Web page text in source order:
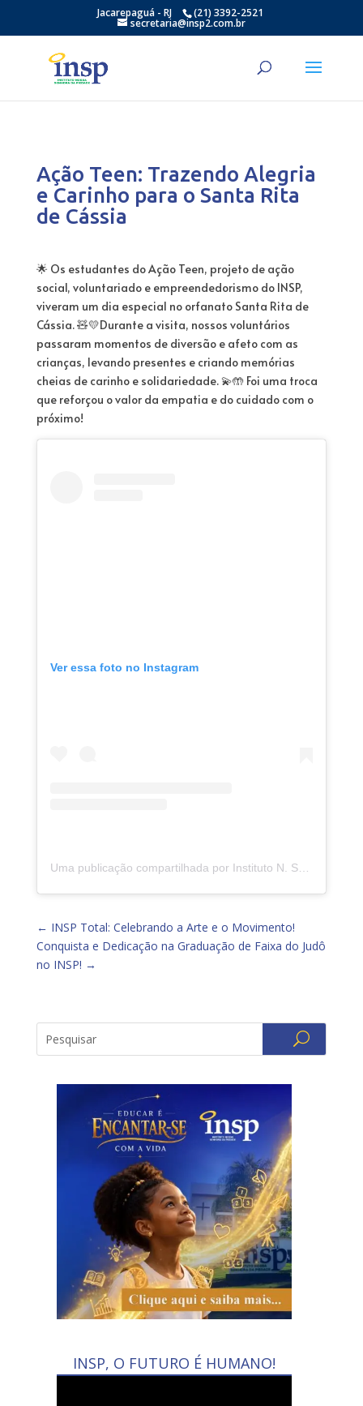
Jacarepaguá - RJ (21) 3392-2521
secretaria@insp2.com.br
Ação Teen: Trazendo Alegria
e Carinho para o Santa Rita
de Cássia
🌟 Os estudantes do Ação Teen, projeto de ação
social, voluntariado e empreendedorismo do INSP,
viveram um dia especial no orfanato Santa Rita de
Cássia. 🧸💛Durante a visita, nossos voluntários
passaram momentos de diversão e afeto com as
crianças, levando presentes e criando memórias
cheias de carinho e solidariedade. 💫🤲 Foi uma troca
que reforçou o valor da empatia e do cuidado com o
próximo!
Ver essa foto no Instagram
Uma publicação compartilhada por Instituto N. Sra. da Piedade (@insp.jacarepagua)
← INSP Total: Celebrando a Arte e o Movimento!
Conquista e Dedicação na Graduação de Faixa do Judô
no INSP! →
INSP, O FUTURO É HUMANO!